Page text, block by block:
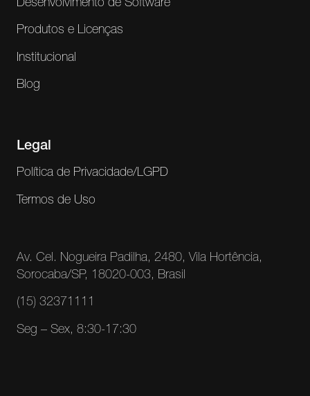
Produtos e Licenças
Institucional
Blog
Legal
Política de Privacidade/LGPD
Termos de Uso
Av. Cel. Nogueira Padilha, 2480, Vila Hortência,
Sorocaba/SP, 18020-003, Brasil
(15) 32371111
Seg – Sex, 8:30-17:30